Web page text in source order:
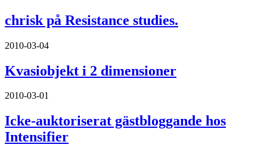
chrisk på Resistance studies.
2010-03-04
Kvasiobjekt i 2 dimensioner
2010-03-01
Icke-auktoriserat gästbloggande hos
Intensifier